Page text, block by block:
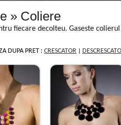
» Coliere
fiecare decolteu. Gaseste
DUPA PRET : CRESCATOR